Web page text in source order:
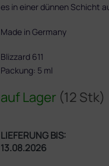
auf Lager (12 Stk)
LIEFERUNG BIS:
13.08.2026
es in einer dünnen Schicht
Made in Germany
Blizzard 611
Packung: 5 ml